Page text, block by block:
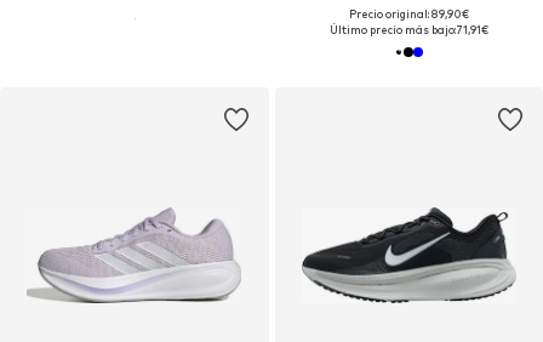
Precio original: 89,90€
Último precio más bajo:71,91€